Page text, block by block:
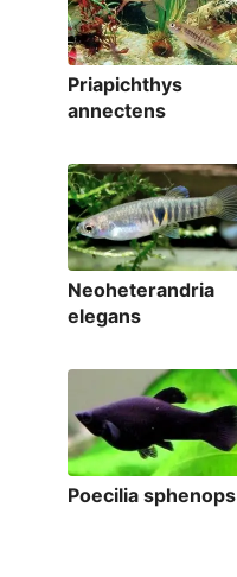
Priapichthys
annectens
Neoheterandria
elegans
Poecilia sphenops